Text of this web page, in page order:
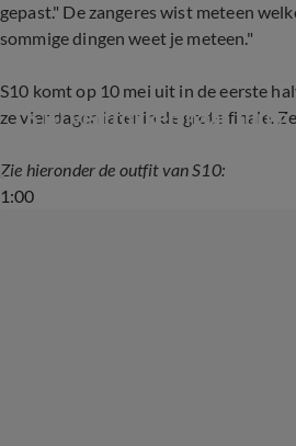
gepast." De zangeres wist meteen
sommige dingen weet je meteen."
S10 komt op 10 mei uit in de eerste
ze vier dagen later in de grote finale.
1:00
S10 vertrokken naar Turijn
Zie hieronder de outfit van S10: